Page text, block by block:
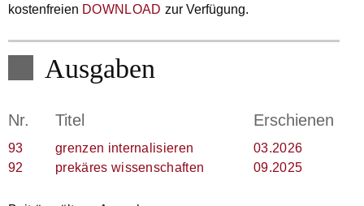
kostenfreien DOWNLOAD zur Verfügung.
Ausgaben
Nr. Titel Erschienen
93 grenzen internalisieren
03.2026
92
prekäres wissenschaften 09.2025